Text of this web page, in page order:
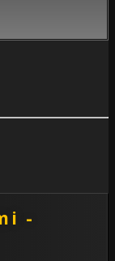
-